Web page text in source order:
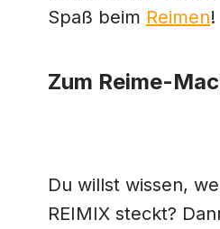
Spaß beim Reimen!
Zum Reime-
Du willst wissen,
REIMIX steckt?